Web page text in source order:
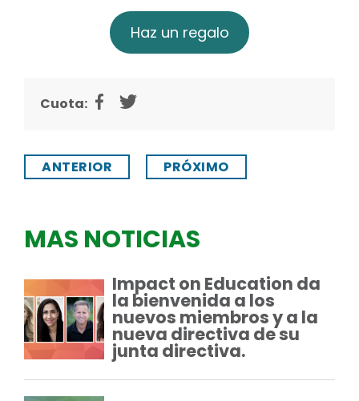
Haz un regalo
Cuota:
ANTERIOR PRÓXIMO
MAS NOTICIAS
Impact on Education da
la bienvenida a los
nuevos miembros y a la
nueva directiva de su
junta directiva.